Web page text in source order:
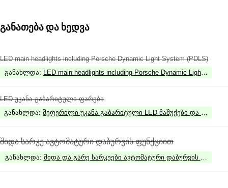
განათება და ხედვა
LED main headlights including Porsche Dynamic Light System (PDLS)
განახლდა: LED main headlights including Porsche Dynamic Light
LED უკანა გაბარიტული ფარები
განახლდა: შეფერილი უკანა გაბარიტული LED მაშუქები და მაშუქი
შიდა სარკე ავტომატური დაბურვის ფუნქციით
განახლდა: შიდა და გარე სარკეები ავტომატური დაბურვის